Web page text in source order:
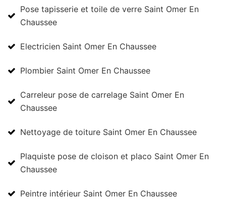
Pose tapisserie et toile de verre Saint Omer En
Chaussee
Electricien Saint Omer En Chaussee
Plombier Saint Omer En Chaussee
Carreleur pose de carrelage Saint Omer En
Chaussee
Nettoyage de toiture Saint Omer En Chaussee
Plaquiste pose de cloison et placo Saint Omer En
Chaussee
Peintre intérieur Saint Omer En Chaussee